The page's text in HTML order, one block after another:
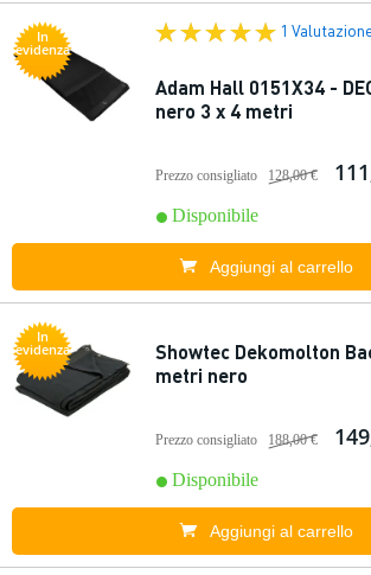
In
evidenza
1
Adam Hall 0151X34 -
nero 3 x 4 metri
Prezzo consigliato 128,00 €
Disponibile
Aggiungi al carrello
In
evidenza
Showtec Dekomolton
metri nero
Prezzo consigliato 188,00 €
Disponibile
Aggiungi al carrello